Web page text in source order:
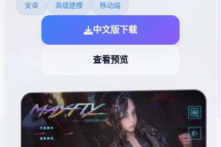
安卓 高级建模 移动端
中文版下载
查看预览